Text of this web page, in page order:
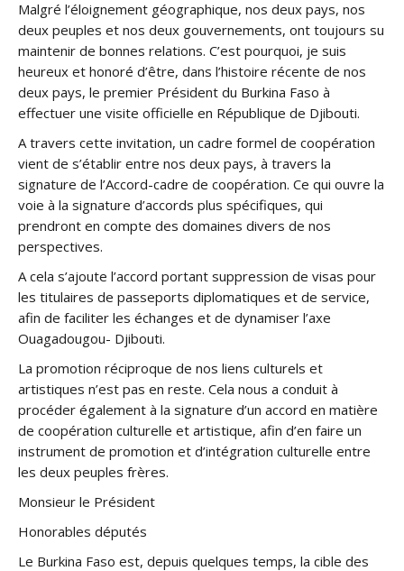
Malgré l’éloignement géographique, nos deux pays, nos
deux peuples et nos deux gouvernements, ont toujours su
maintenir de bonnes relations. C’est pourquoi, je suis
heureux et honoré d’être, dans l’histoire récente de nos
deux pays, le premier Président du Burkina Faso à
effectuer une visite officielle en République de Djibouti.
A travers cette invitation, un cadre formel de coopération
vient de s’établir entre nos deux pays, à travers la
signature de l’Accord-cadre de coopération. Ce qui ouvre la
voie à la signature d’accords plus spécifiques, qui
prendront en compte des domaines divers de nos
perspectives.
A cela s’ajoute l’accord portant suppression de visas pour
les titulaires de passeports diplomatiques et de service,
afin de faciliter les échanges et de dynamiser l’axe
Ouagadougou- Djibouti.
La promotion réciproque de nos liens culturels et
artistiques n’est pas en reste. Cela nous a conduit à
procéder également à la signature d’un accord en matière
de coopération culturelle et artistique, afin d’en faire un
instrument de promotion et d’intégration culturelle entre
les deux peuples frères.
Monsieur le Président
Honorables députés
Le Burkina Faso est, depuis quelques temps, la cible des